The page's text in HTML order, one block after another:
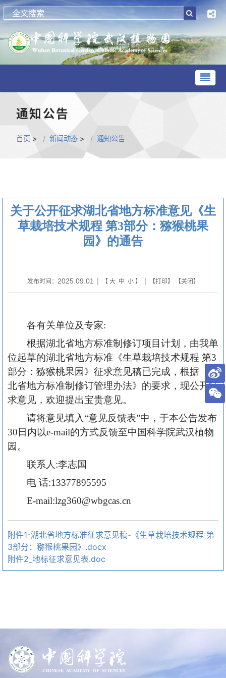
通知公告
首页 > 新闻动态 > 通知公告
关于公开征求湖北省地方标准意见《生
草栽培技术规程 第3部分：猕猴桃果
园》的通告
发布时间： 2025.09.01 | 【 大 中 小】 | 【打印】 【关闭】
各有关单位及专家:
根据湖北省地方标准制修订项目计划，由我单
位起草的湖北省地方标准《生草栽培技术规程 第3
部分：猕猴桃果园》征求意见稿已完成，根据《湖
北省地方标准制修订管理办法》的要求，现公开征
求意见，欢迎提出宝贵意见。
请将意见填入“意见反馈表”中，于本公告发布
30日内以e-mail的方式反馈至中国科学院武汉植物
园。
联系人:李志国
电 话:13377895595
E-mail:lzg360@wbgcas.cn
附件1-湖北省地方标准征求意见稿-《生草栽培技术规程 第
3部分：猕猴桃果园》.docx
附件2_地标征求意见表.doc